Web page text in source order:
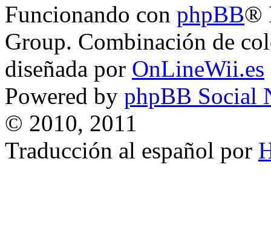
Funcionando con phpBB®
Group. Combinación de
diseñada por OnLineWii.es
Powered by phpBB Social
© 2010, 2011
Traducción al español por